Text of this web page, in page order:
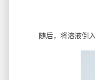
随后，将溶液倒入